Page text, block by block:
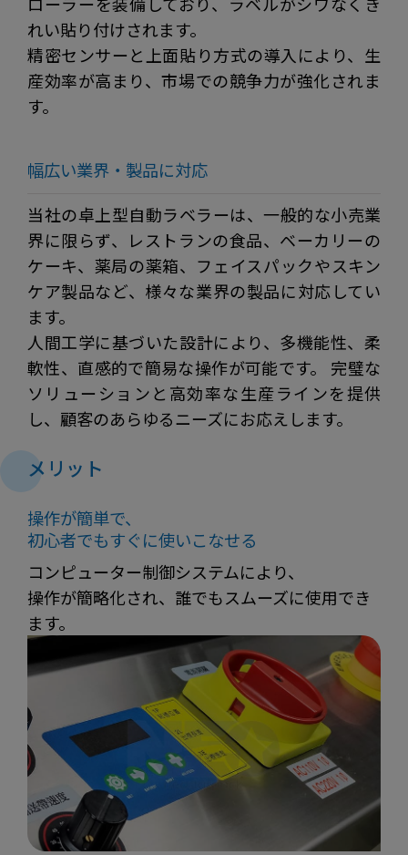
れい貼り付けされます。
精密センサーと上面貼り方式の導入により、生
産効率が高まり、市場での競争力が強化されま
す。
幅広い業界・製品に対応
当社の卓上型自動ラベラーは、一般的な小売業
界に限らず、レストランの食品、ベーカリーの
ケーキ、薬局の薬箱、フェイスパックやスキン
ケア製品など、様々な業界の製品に対応してい
ます。
人間工学に基づいた設計により、多機能性、柔
軟性、直感的で簡易な操作が可能です。 完璧な
ソリューションと高効率な生産ラインを提供
し、顧客のあらゆるニーズにお応えします。
メリット
操作が簡単で、
初心者でもすぐに使いこなせる
コンピューター制御システムにより、
操作が簡略化され、誰でもスムーズに使用でき
ます。